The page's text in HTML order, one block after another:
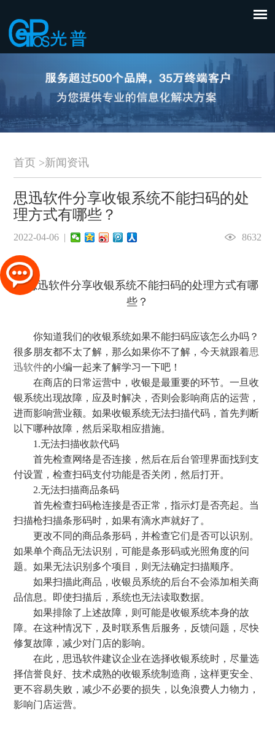
首页 >新闻资讯
思迅软件分享收银系统不能扫码的处
理方式有哪些？
2022-04-06 | 8632
你知道我们的收银系统如果不能扫码应该怎么办吗？
很多朋友都不太了解，那么如果你不了解，今天就跟着思
迅软件的小编一起来了解学习一下吧！
在商店的日常运营中，收银是最重要的环节。一旦收
银系统出现故障，应及时解决，否则会影响商店的运营，
进而影响营业额。如果收银系统无法扫描代码，首先判断
以下哪种故障，然后采取相应措施。
1.无法扫描收款代码
首先检查网络是否连接，然后在后台管理界面找到支
付设置，检查扫码支付功能是否关闭，然后打开。
2.无法扫描商品条码
首先检查扫码枪连接是否正常，指示灯是否亮起。当
扫描枪扫描条形码时，如果有滴水声就好了。
更改不同的商品条形码，并检查它们是否可以识别。
如果单个商品无法识别，可能是条形码或光照角度的问
题。如果无法识别多个项目，则无法确定扫描顺序。
如果扫描此商品，收银员系统的后台不会添加相关商
品信息。即使扫描后，系统也无法读取数据。
如果排除了上述故障，则可能是收银系统本身的故
障。在这种情况下，及时联系售后服务，反馈问题，尽快
修复故障，减少对门店的影响。
在此，思迅软件建议企业在选择收银系统时，尽量选
择信誉良好、技术成熟的收银系统制造商，这样更安全、
更不容易失败，减少不必要的损失，以免浪费人力物力，
影响门店运营。